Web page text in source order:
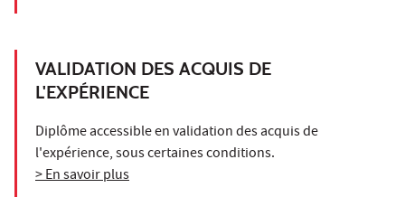
VALIDATION DES ACQUIS DE
L'EXPÉRIENCE
Diplôme accessible en validation des acquis de
l'expérience, sous certaines conditions.
> En savoir plus